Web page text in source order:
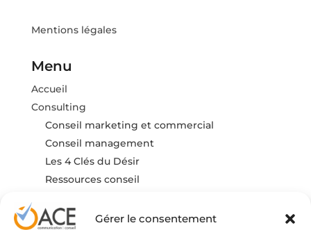
Gérer le consentement
Mentions légales
Menu
Accueil
Consulting
Conseil marketing et commercial
Conseil management
Les 4 Clés du Désir
Ressources conseil
FAQ